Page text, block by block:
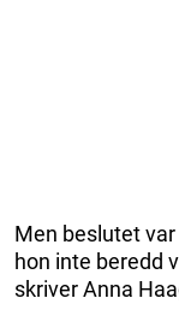
Men beslutet
hon inte beredd
skriver Anna